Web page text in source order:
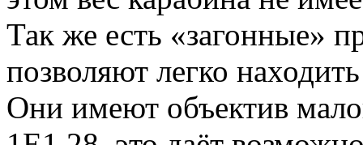
Так же есть «загонные»
позволяют легко
Они имеют объектив